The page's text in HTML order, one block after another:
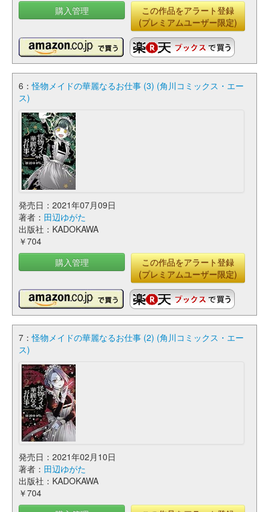
購入管理
この作品をアラート登録
(プレミアムユーザー限定)
6：怪物メイドの華麗なるお仕事 (3) (角川コミックス・エー
ス)
発売日：2021年07月09日
著者： 田辺ゆがた
出版社：KADOKAWA
￥704
購入管理
この作品をアラート登録
(プレミアムユーザー限定)
7：怪物メイドの華麗なるお仕事 (2) (角川コミックス・エー
ス)
発売日：2021年02月10日
著者： 田辺ゆがた
出版社：KADOKAWA
￥704